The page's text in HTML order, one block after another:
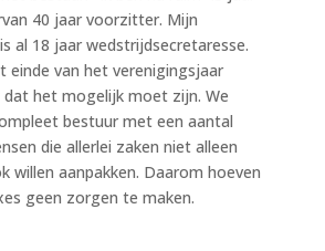
40 jaar voorzitter. Mijn
al 18 jaar wedstrijdsecretaresse.
einde van het verenigingsjaar
het mogelijk moet zijn. We
bestuur met een aantal
die allerlei zaken niet alleen
willen aanpakken. Daarom hoeven
geen zorgen te maken.